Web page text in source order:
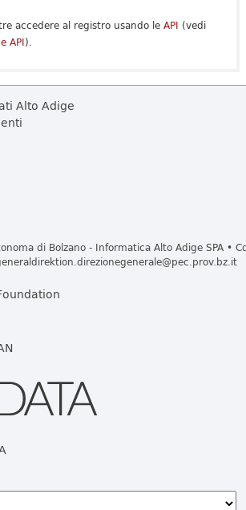
accedere al registro usando le API (vedi
API).
Alto Adige
di Bolzano - Informatica Alto Adige SPA •